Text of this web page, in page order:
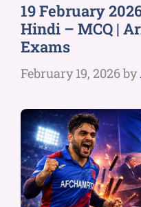
19 February
Hindi – MCQ |
Exams
February 19, 2026by